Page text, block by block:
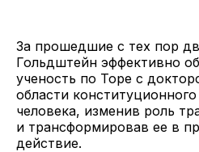
За прошедшие с тех пор
Гольдштейн эффективно
ученость по Торе с
области
человека, изменив роль
и трансформировав ее в
действие.